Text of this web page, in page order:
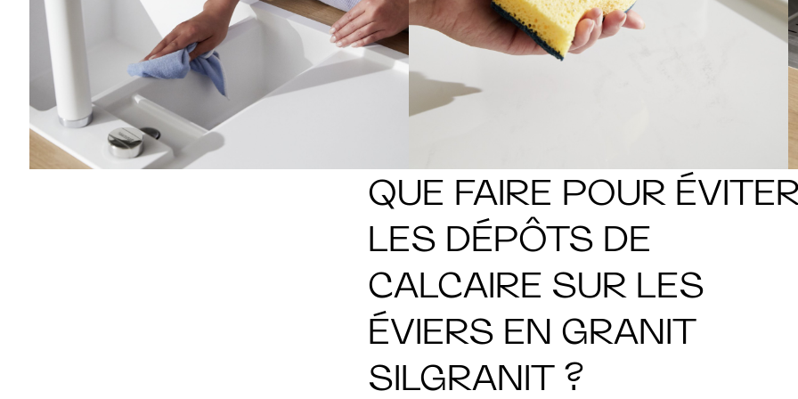
QUE FAIRE POUR
LES DÉPÔTS DE
CALCAIRE SUR LES
ÉVIERS EN GRANIT
SILGRANIT ?